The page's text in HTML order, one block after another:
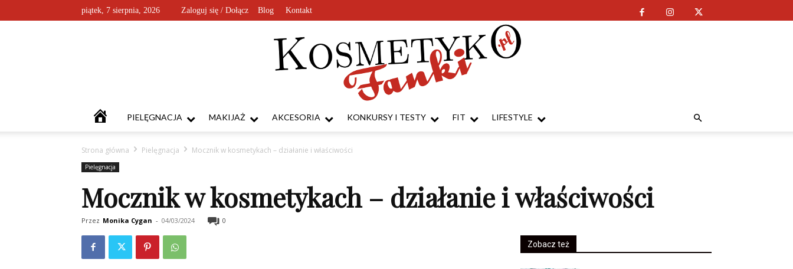
piątek, 7 sierpnia, 2026 Zaloguj się / Dołącz Blog Kontakt
KOSMETYKOFANKI
PIELĘGNACJA MAKIJAŻ AKCESORIA KONKURSY I TESTY FIT LIFESTYLE
Strona główna Pielęgnacja Mocznik w kosmetykach – działanie i właściwości
Pielęgnacja
Mocznik w kosmetykach – działanie i właściwości
Przez Monika Cygan - 04/03/2024 0
Zobacz też